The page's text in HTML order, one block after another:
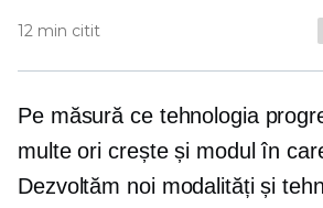
12 min citit
Pe măsură ce tehnologia
multe ori crește și modul în
Dezvoltăm noi modalități și